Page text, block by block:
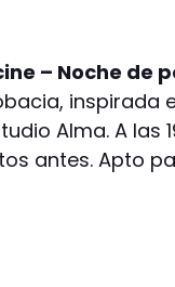
– Noche de
inspirada
Alma. A las
antes. Apto